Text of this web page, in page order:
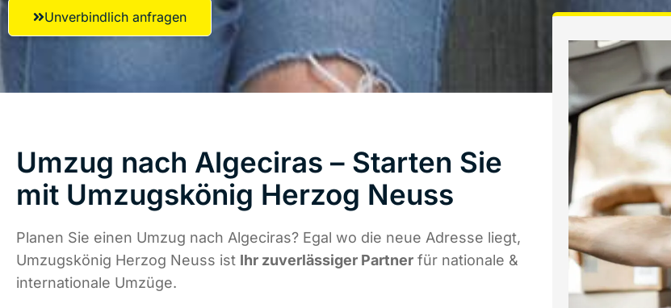
Unverbindlich anfragen
Umzug nach Algeciras – Starten Sie
mit Umzugskönig Herzog Neuss
Planen Sie einen Umzug nach Algeciras? Egal wo die neue Adresse liegt,
Umzugskönig Herzog Neuss ist Ihr zuverlässiger Partner für nationale &
internationale Umzüge.